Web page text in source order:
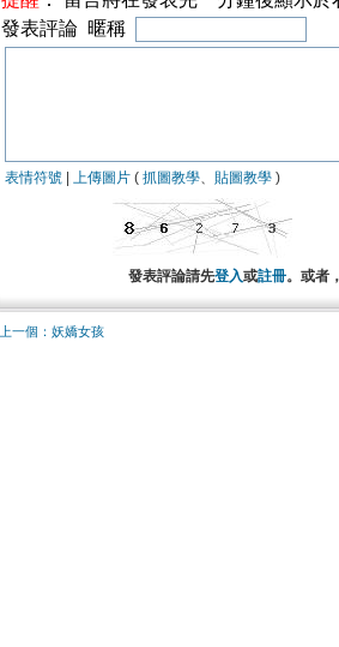
發表評論 暱稱
表情符號 上傳圖片 ( 抓圖教學、 貼圖教學 )
發表評論請先登入或註冊。或者
上一個：妖嬌女孩